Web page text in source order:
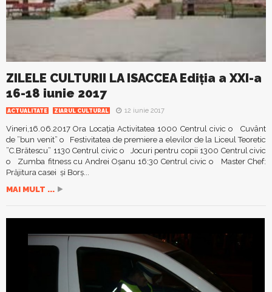
ZILELE CULTURII LA ISACCEA Ediția a XXI-a
16-18 iunie 2017
ACTUALITATE ZIARUL CULTURAL 12 iunie 2017
Vineri,16.06.2017 Ora Locația Activitatea 1000 Centrul civic o Cuvânt
de ”bun venit” o Festivitatea de premiere a elevilor de la Liceul Teoretic
”C.Brătescu” 1130 Centrul civic o Jocuri pentru copii 1300 Centrul civic
o Zumba fitness cu Andrei Oșanu 16:30 Centrul civic o Master Chef:
Prăjitura casei și Borș...
MAI MULT ...